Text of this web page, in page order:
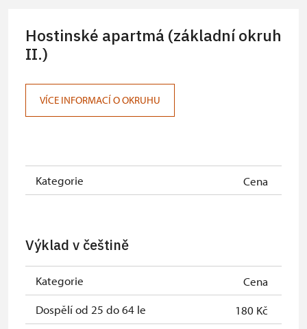
Karta zaměstnance NPÚ (+ až 3
rodinní příslušníci)
zdarma
Průkaz Náš člověk *
Kastelánský vstup
Hostinské apartmá (základní okruh
II.)
VÍCE INFORMACÍ O OKRUHU
Kategorie Cena
Výklad v češtině
Kategorie
Cena
Dospělí od 25 do 64 le
180 Kč